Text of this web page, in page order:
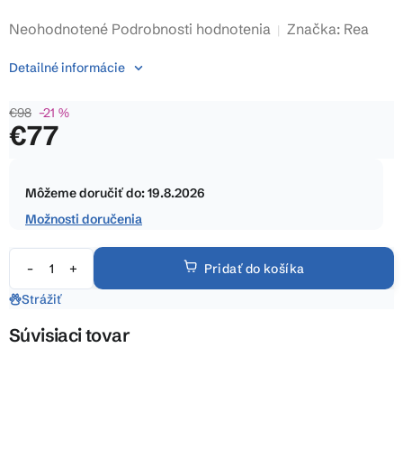
Priemerné
produktu
0,0
z
Neohodnotené Podrobnosti hodnotenia Značka: Rea
€98 –21 %
€77
cena:
Môžeme doručiť do:19.8.2026
Možnosti doručenia
Pridať do košíka
Detailné informácie
Strážiť
Súvisiaci tovar